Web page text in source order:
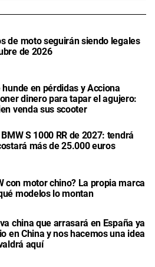
de moto seguirán siendo legales
de 2026
hunde en pérdidas y Acciona
dinero para tapar el agujero:
venda sus scooter
S 1000 RR de 2027: tendrá
más de 25.000 euros
con motor chino? La propia marca
modelos lo montan
china que arrasará en España ya
en China y nos hacemos una idea
aquí